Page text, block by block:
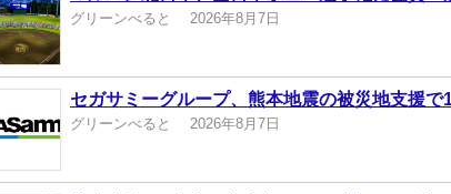
グリーンべると 2026年8月7日
セガサミーグループ、熊本地震の被災地支援で
グリーンべると 2026年8月7日